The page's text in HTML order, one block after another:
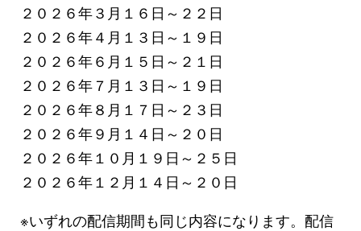
２０２６年３月１６日～２２日
２０２６年４月１３日～１９日
２０２６年６月１５日～２１日
２０２６年７月１３日～１９日
２０２６年８月１７日～２３日
２０２６年９月１４日～２０日
２０２６年１０月１９日～２５日
２０２６年１２月１４日～２０日
※いずれの配信期間も同じ内容になります。配信